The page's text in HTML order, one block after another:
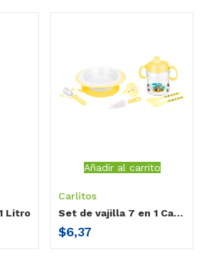
Litro
Añadir al carrito
Carlitos
Set de vajilla 7 en 1 Carlitos
$6,37